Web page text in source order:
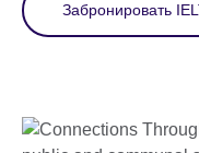
Забронировать